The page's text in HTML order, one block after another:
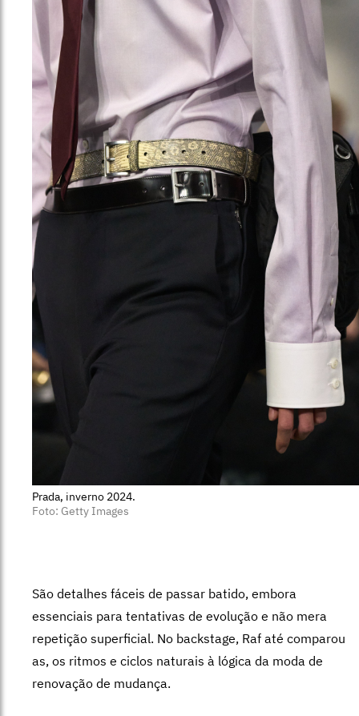
Prada, inverno 2024.
Foto: Getty Images
São detalhes fáceis de passar batido, embora
essenciais para tentativas de evolução e não mera
repetição superficial. No backstage, Raf até comparou
as, os ritmos e ciclos naturais à lógica da moda de
renovação de mudança.